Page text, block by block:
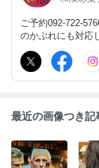
ご予約092-722-
のかぶれにも対応
してみませんか？
方を髪と地肌にや
最近の画像つき記